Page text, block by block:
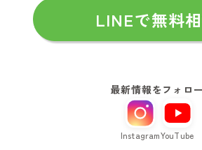
LINEで無料
最新情報をフォロー
InstagramYouTube